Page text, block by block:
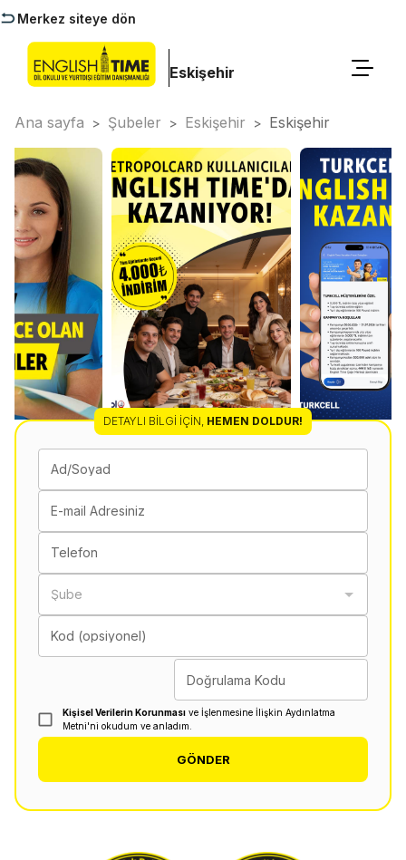
Merkez siteye dön
Eskişehir
Ana sayfa > Şubeler > Eskişehir > Eskişehir
DETAYLI BILGI İÇIN, HEMEN DOLDUR!
Ad/Soyad
E-mail Adresiniz
Telefon
Şube
Kod (opsiyonel)
Doğrulama Kodu
Kişisel Verilerin Korunması ve İşlenmesine İlişkin Aydınlatma
Metni'ni okudum ve anladım.
GÖNDER